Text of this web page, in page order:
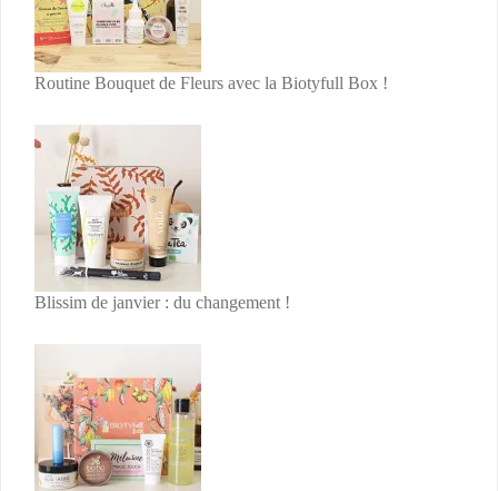
Routine Bouquet de Fleurs avec la Biotyfull Box !
Blissim de janvier : du changement !